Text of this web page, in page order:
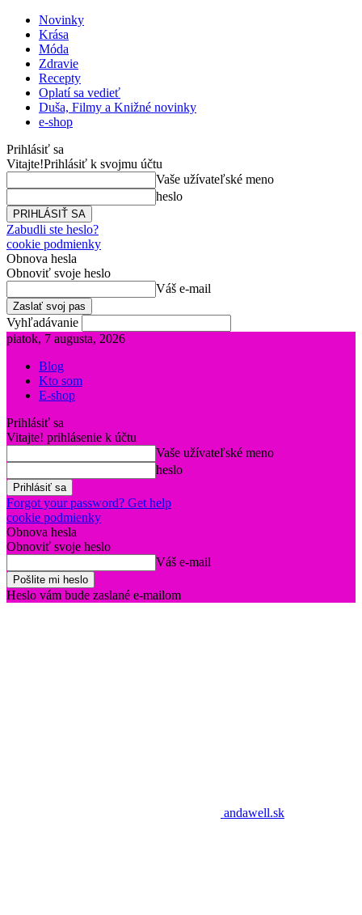
Novinky
Krása
Móda
Zdravie
Recepty
Oplatí sa vedieť
Duša, Filmy a Knižné novinky
e-shop
Prihlásiť sa
Vitajte!Prihlásiť k svojmu účtu
Vaše užívateľské meno
heslo
Zabudli ste heslo?
cookie podmienky
Obnova hesla
Obnoviť svoje heslo
Váš e-mail
Vyhľadávanie
piatok, 7 augusta, 2026
Blog
Kto som
E-shop
Prihlásiť sa
Vitajte! prihlásenie k účtu
Vaše užívateľské meno
heslo
Forgot your password? Get help
cookie podmienky
Obnova hesla
Obnoviť svoje heslo
Váš e-mail
Heslo vám bude zaslané e-mailom
andawell.sk